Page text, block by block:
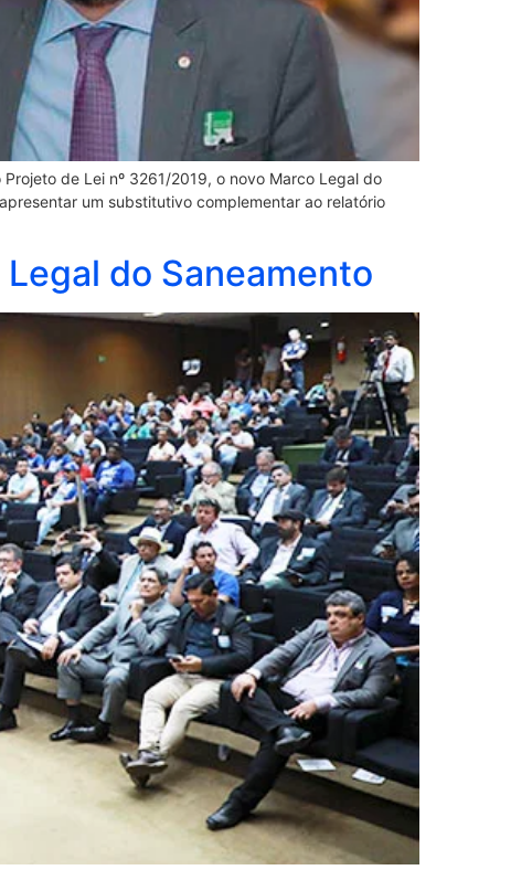
de Lei nº 3261/2019, o novo Marco Legal do
um substitutivo complementar ao relatório
do Saneamento